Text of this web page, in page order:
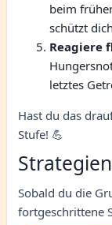
beim
schützt
Reagiere
letztes
Hast du das
Stufe! 💪
Sobald du die
fortgeschrittene